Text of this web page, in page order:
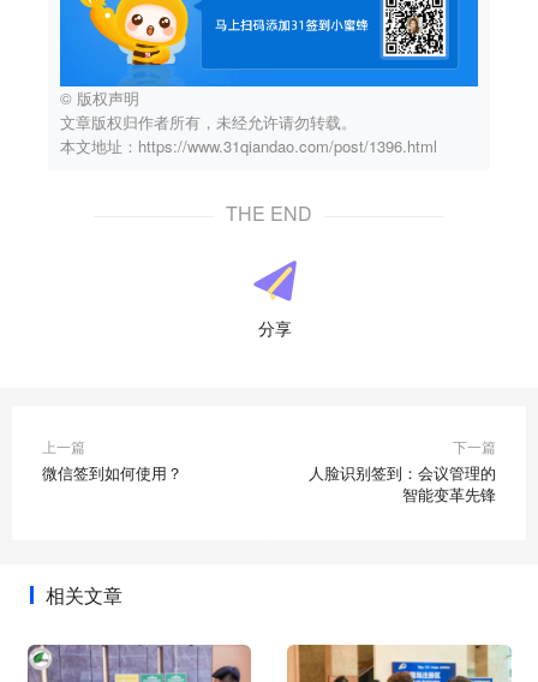
© 版权声明
文章版权归作者所有，未经允许请勿转载。
本文地址：https://www.31qiandao.com/post/1396.html
THE END
分享
上一篇
微信签到如何使用？
下一篇
人脸识别签到：会议管理的
智能变革先锋
相关文章